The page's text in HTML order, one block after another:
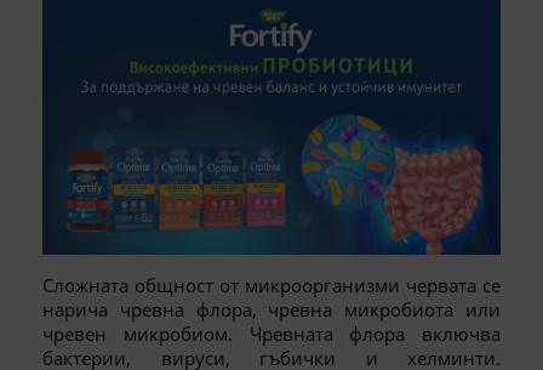
Сложната общност от микроорганизми червата се
нарича чревна флора, чревна микробиота или
чревен микробиом. Чревната флора включва
бактерии, вируси, гъбички и хелминти.